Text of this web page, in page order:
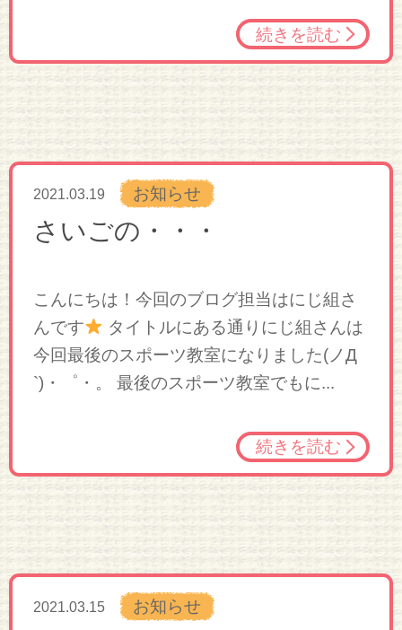
続きを読む
2021.03.19 お知らせ
さいごの・・・
こんにちは！今回のブログ担当はにじ組さ
んです
タイトルにある通りにじ組さんは
今回最後のスポーツ教室になりました(ノД
`)・゜・。 最後のスポーツ教室でもに...
続きを読む
2021.03.15 お知らせ